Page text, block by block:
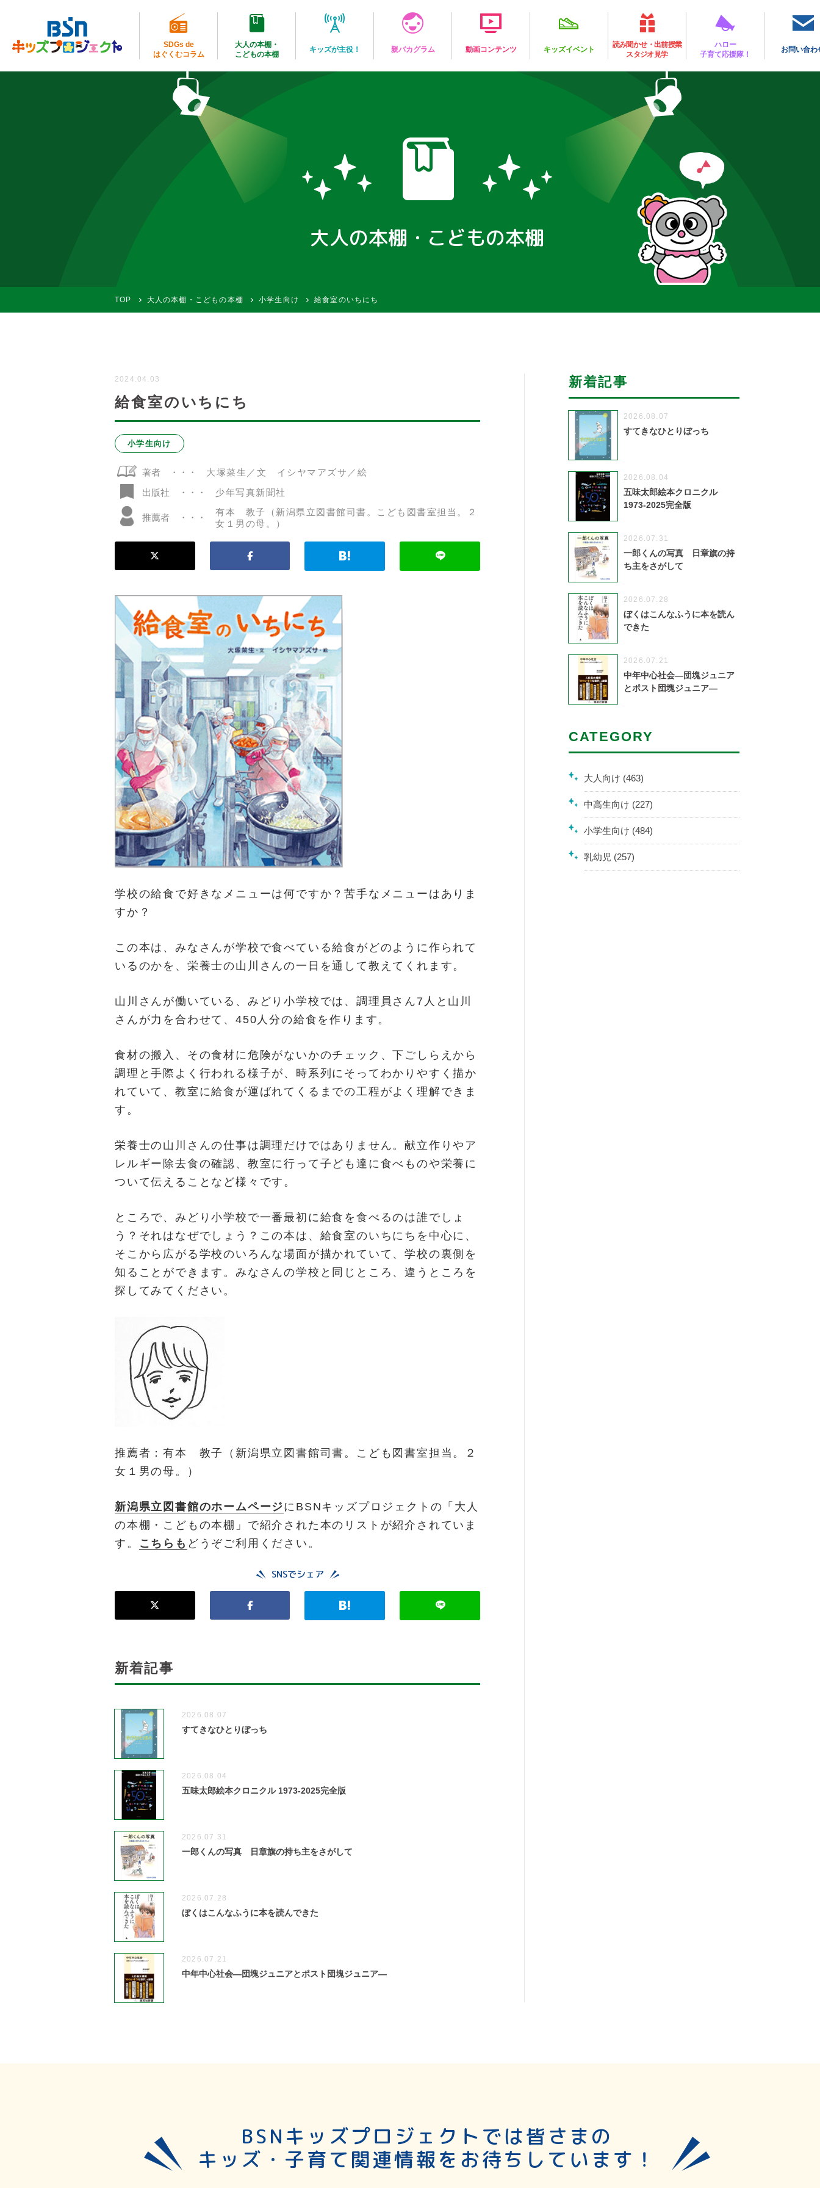
SDGs de
はぐくむコラム
大人の本棚・
こどもの本棚
キッズが主役！ 親バカグラム 動画コンテンツ キッズイベント
読み聞かせ・出前授業
スタジオ見学
ハロー
子育て応援隊！
お問い合わ
大人の本棚・こどもの本棚
TOP 大人の本棚・こどもの本棚 小学生向け 給食室のいちにち
2024.04.03
給食室のいちにち
小学生向け
著者
大塚菜生／文 イシヤマアズサ／絵
出版社
少年写真新聞社
推薦者
有本 教子（新潟県立図書館司書。こども図書室担当。２
女１男の母。）
学校の給食で好きなメニューは何ですか？苦手なメニューはありま
すか？
この本は、みなさんが学校で食べている給食がどのように作られて
いるのかを、栄養士の山川さんの一日を通して教えてくれます。
山川さんが働いている、みどり小学校では、調理員さん7人と山川
さんが力を合わせて、450人分の給食を作ります。
食材の搬入、その食材に危険がないかのチェック、下ごしらえから
調理と手際よく行われる様子が、時系列にそってわかりやすく描か
れていて、教室に給食が運ばれてくるまでの工程がよく理解できま
す。
栄養士の山川さんの仕事は調理だけではありません。献立作りやア
レルギー除去食の確認、教室に行って子ども達に食べものや栄養に
ついて伝えることなど様々です。
ところで、みどり小学校で一番最初に給食を食べるのは誰でしょ
う？それはなぜでしょう？この本は、給食室のいちにちを中心に、
そこから広がる学校のいろんな場面が描かれていて、学校の裏側を
知ることができます。みなさんの学校と同じところ、違うところを
探してみてください。
推薦者：有本 教子（新潟県立図書館司書。こども図書室担当。２
女１男の母。）
新潟県立図書館のホームページにBSNキッズプロジェクトの「大人
の本棚・こどもの本棚」で紹介された本のリストが紹介されていま
す。
こちらも どうぞご利用ください。
SNSでシェア
新着記事
2026.08.07
すてきなひとりぼっち
2026.08.04
五味太郎絵本クロニクル 1973-2025完全版
2026.07.31
一郎くんの写真 日章旗の持ち主をさがして
2026.07.28
ぼくはこんなふうに本を読んできた
2026.07.21
中年中心社会―団塊ジュニアとポスト団塊ジュニア―
新着記事
2026.08.07
すてきなひとりぼっち
2026.08.04
五味太郎絵本クロニクル
1973-2025完全版
2026.07.31
一郎くんの写真 日章旗の持
ち主をさがして
2026.07.28
ぼくはこんなふうに本を読ん
できた
2026.07.21
中年中心社会―団塊ジュニア
とポスト団塊ジュニア―
CATEGORY
大人向け (463)
中高生向け (227)
小学生向け (484)
乳幼児 (257)
BSNキッズプロジェクトでは皆さまの
キッズ・子育て関連情報をお待ちしています！